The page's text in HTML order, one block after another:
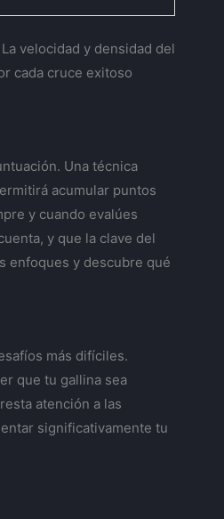
velocidad y densidad del
cada cruce exitoso
Una técnica
acumular puntos
y cuando evalúes
y que la clave del
enfoques y descubre qué
más difíciles.
que tu gallina sea
atención a las
significativamente tu